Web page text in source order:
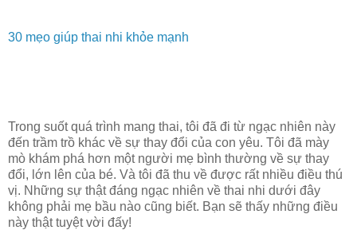
30 mẹo giúp thai nhi khỏe mạnh
Trong suốt quá trình mang thai, tôi đã đi từ ngạc nhiên này
đến trầm trồ khác về sự thay đổi của con yêu. Tôi đã mày
mò khám phá hơn một người mẹ bình thường về sự thay
đổi, lớn lên của bé. Và tôi đã thu về được rất nhiều điều thú
vị. Những sự thật đáng ngạc nhiên về thai nhi dưới đây
không phải mẹ bầu nào cũng biết. Bạn sẽ thấy những điều
này thật tuyệt vời đấy!